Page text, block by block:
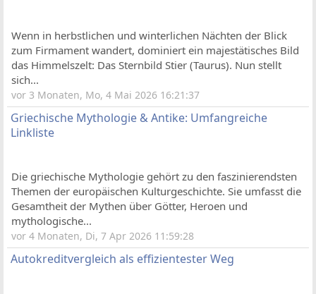
Wenn in herbstlichen und winterlichen Nächten der Blick
zum Firmament wandert, dominiert ein majestätisches Bild
das Himmelszelt: Das Sternbild Stier (Taurus). Nun stellt
sich...
vor 3 Monaten, Mo, 4 Mai 2026 16:21:37
Griechische Mythologie & Antike: Umfangreiche
Linkliste
Die griechische Mythologie gehört zu den faszinierendsten
Themen der europäischen Kulturgeschichte. Sie umfasst die
Gesamtheit der Mythen über Götter, Heroen und
mythologische...
vor 4 Monaten, Di, 7 Apr 2026 11:59:28
Autokreditvergleich als effizientester Weg